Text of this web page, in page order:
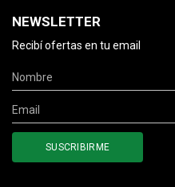
NEWSLETTER
Recibí ofertas en tu email